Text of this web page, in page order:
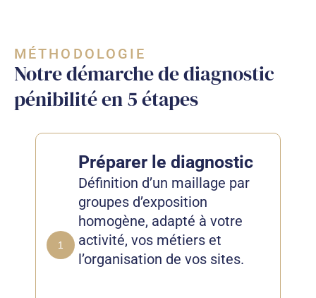
MÉTHODOLOGIE
Notre démarche de diagnostic
pénibilité en 5 étapes
1
Préparer le diagnostic
Définition d’un maillage par
groupes d’exposition
homogène, adapté à votre
activité, vos métiers et
l’organisation de vos sites.